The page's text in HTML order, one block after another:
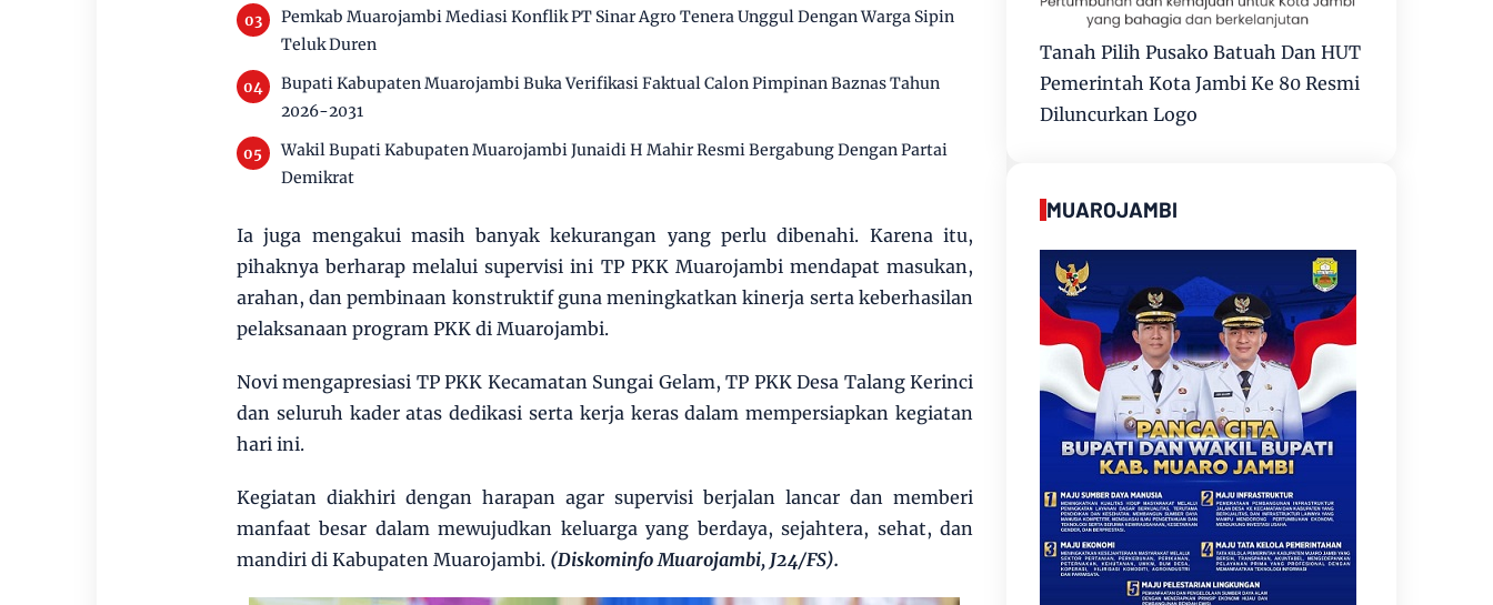
Pemkab Muarojambi Mediasi Konflik PT Sinar Agro Tenera Unggul Dengan Warga Sipin
Teluk Duren
Bupati Kabupaten Muarojambi Buka Verifikasi Faktual Calon Pimpinan Baznas Tahun
2026-2031
Wakil Bupati Kabupaten Muarojambi Junaidi H Mahir Resmi Bergabung Dengan Partai
Demikrat
Ia juga mengakui masih banyak kekurangan yang perlu dibenahi. Karena itu,
pihaknya berharap melalui supervisi ini TP PKK Muarojambi mendapat masukan,
arahan, dan pembinaan konstruktif guna meningkatkan kinerja serta keberhasilan
pelaksanaan program PKK di Muarojambi.
Novi mengapresiasi TP PKK Kecamatan Sungai Gelam, TP PKK Desa Talang Kerinci
dan seluruh kader atas dedikasi serta kerja keras dalam mempersiapkan kegiatan
hari ini.
Kegiatan diakhiri dengan harapan agar supervisi berjalan lancar dan memberi
manfaat besar dalam mewujudkan keluarga yang berdaya, sejahtera, sehat, dan
mandiri di Kabupaten Muarojambi.(Diskominfo Muarojambi, J24/FS).
Tanah Pilih Pusako Batuah Dan HUT
Pemerintah Kota Jambi Ke 80 Resmi
Diluncurkan Logo
MUAROJAMBI